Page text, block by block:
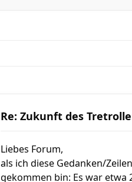
Re: Zukunft des
Liebes Forum,
als ich diese Gedanken/
gekommen bin: Es war